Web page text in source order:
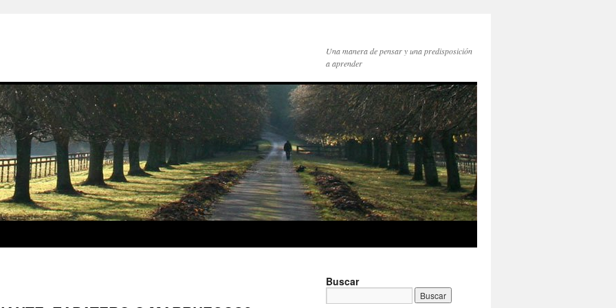
Una manera de pensar y una predisposición
a aprender
Buscar